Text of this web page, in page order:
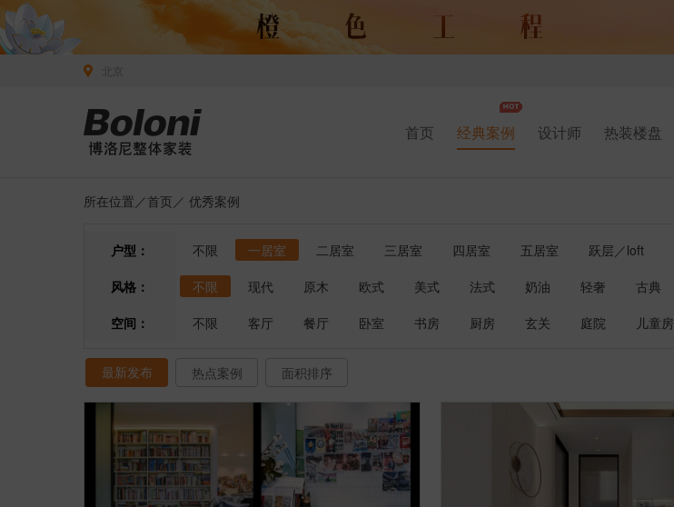
首页 经典案例 设计师 热装楼盘
所在位置／首页 ／ 优秀案例
户型： 不限 一居室 二居室 三居室 四居室 五居室 跃层／loft
风格：
不限 现代 原木 欧式 美式 法式 奶油 轻奢 古典
空间：
不限 客厅 餐厅 卧室 书房 厨房 玄关 庭院 儿童房
最新发布 热点案例 面积排序